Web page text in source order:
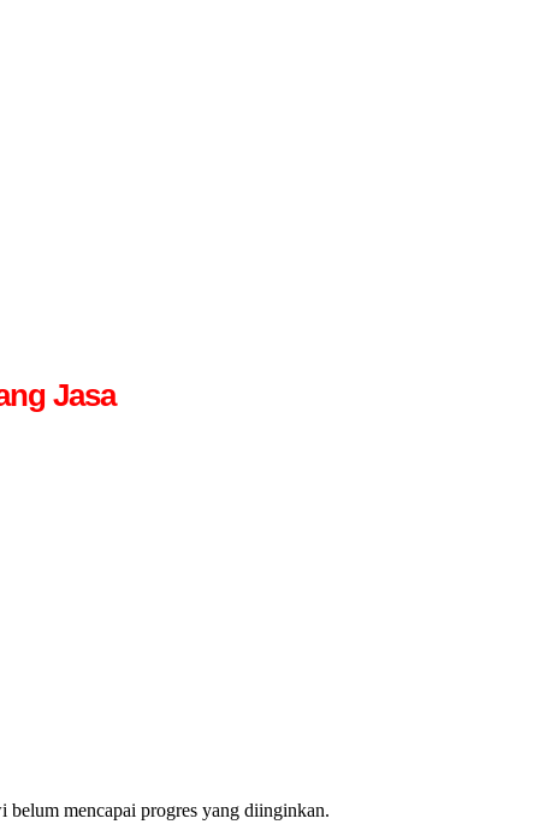
Jasa
mencapai progres yang diinginkan.